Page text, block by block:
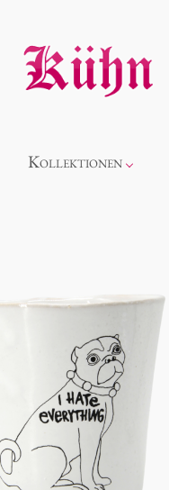
Kollektionen
Panthéon
Souvenir
Berlin